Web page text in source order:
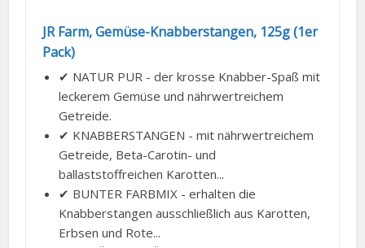
JR Farm, Gemüse-Knabberstangen, 125g (1er
Pack)
✔ NATUR PUR - der krosse Knabber-Spaß mit
leckerem Gemüse und nährwertreichem
Getreide.
✔ KNABBERSTANGEN - mit nährwertreichem
Getreide, Beta-Carotin- und
ballaststoffreichen Karotten...
✔ BUNTER FARBMIX - erhalten die
Knabberstangen ausschließlich aus Karotten,
Erbsen und Rote...